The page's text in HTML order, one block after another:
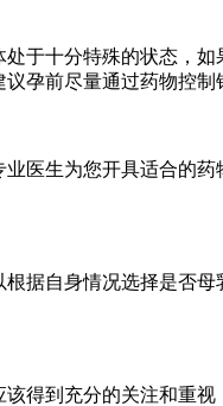
于十分特殊的状态，
孕前尽量通过药物控制
医生为您开具适合的
据自身情况选择是否
得到充分的关注和重